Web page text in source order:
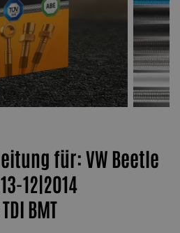
für: VW Beetle
12|2014
BMT